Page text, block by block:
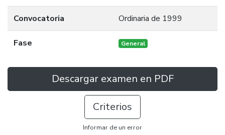
Convocatoria Ordinaria de 1999
Fase General
Descargar examen en PDF
Criterios
Informar de un error